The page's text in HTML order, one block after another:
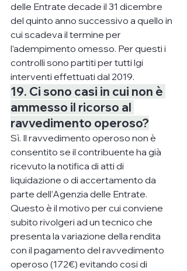
delle Entrate decade il 31 dicembre
del quinto anno successivo a quello in
cui scadeva il termine per
l’adempimento omesso. Per questi i
controlli sono partiti per tutti lgi
interventi effettuati dal 2019.
19. Ci sono casi in cui non è
ammesso il ricorso al
ravvedimento operoso?
Sì. Il ravvedimento operoso non è
consentito se il contribuente ha già
ricevuto la notifica di atti di
liquidazione o di accertamento da
parte dell’Agenzia delle Entrate.
Questo è il motivo per cui conviene
subito rivolgeri ad un tecnico che
presenta la variazione della rendita
con il pagamento del ravvedimento
operoso (172€) evitando cosi di